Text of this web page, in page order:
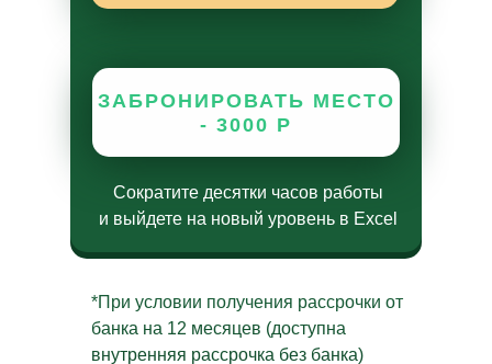
ЗАБРОНИРОВАТЬ МЕСТО
- 3000 Р
Сократите десятки часов работы
и выйдете на новый уровень в Excel
*При условии получения рассрочки от
банка на 12 месяцев (доступна
внутренняя рассрочка без банка)